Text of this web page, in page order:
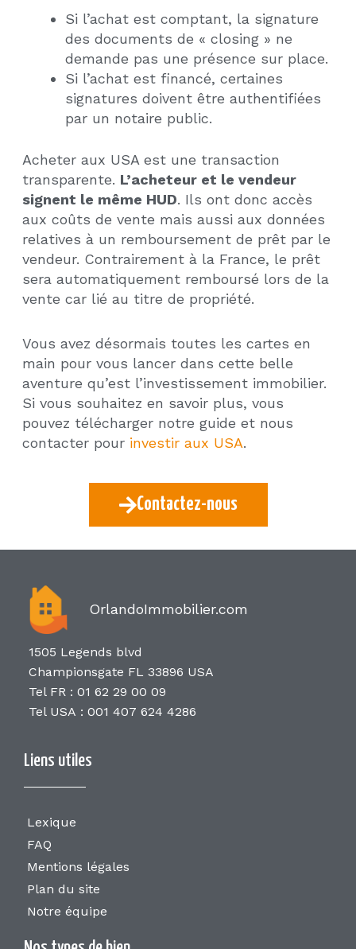
Si l’achat est comptant, la signature
des documents de « closing » ne
demande pas une présence sur place.
Si l’achat est financé, certaines
signatures doivent être authentifiées
par un notaire public.
Acheter aux USA est une transaction
transparente. L’acheteur et le vendeur
signent le même HUD. Ils ont donc accès
aux coûts de vente mais aussi aux données
relatives à un remboursement de prêt par le
vendeur. Contrairement à la France, le prêt
sera automatiquement remboursé lors de la
vente car lié au titre de propriété.
Vous avez désormais toutes les cartes en
main pour vous lancer dans cette belle
aventure qu’est l’investissement immobilier.
Si vous souhaitez en savoir plus, vous
pouvez télécharger notre guide et nous
contacter pour investir aux USA.
Contactez-nous
OrlandoImmobilier.com
1505 Legends blvd
Championsgate FL 33896 USA
Tel FR : 01 62 29 00 09
Tel USA : 001 407 624 4286
Liens utiles
Lexique
FAQ
Mentions légales
Plan du site
Notre équipe